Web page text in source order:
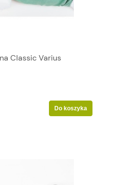
Classic Varius
Do koszyka